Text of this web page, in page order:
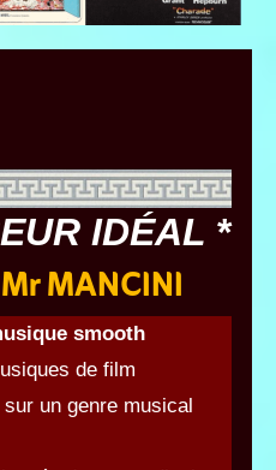
IDÉAL *
MANCINI
smooth
de film
un genre musical